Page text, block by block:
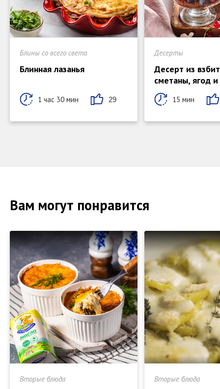
Блины со всего света
Блинная лазанья
1 час 30 мин 29
Десерты
Десерт из
сметаны, ягод
15 мин
Вам могут понравится
Вторые блюда Вторые блюда